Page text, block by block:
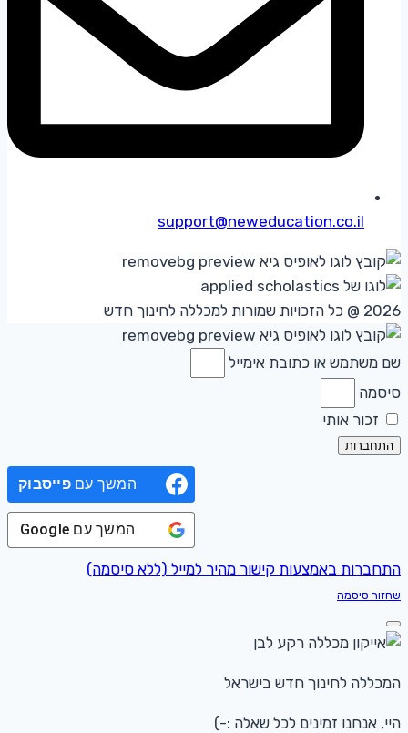
support@neweducation.co.il
2026 @ כל הזכויות שמורות למכללה לחינוך חדש
שם משתמש או כתובת אימייל
סיסמה
זכור אותי
התחברות
המשך עםפייסבוק
המשך עם Google
התחברות באמצעות קישור מהיר למייל (ללא סיסמה)
שחזור סיסמה
המכללה לחינוך חדש בישראל
היי, אנחנו זמינים לכל שאלה :-)